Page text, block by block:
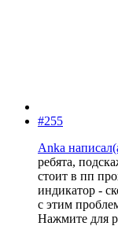
#255
Anka
ребята,
стоит в пп
индикатор -
с этим
Нажмите для